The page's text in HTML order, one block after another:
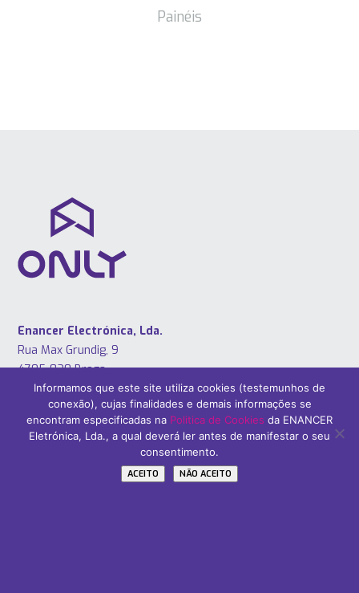
Painéis
Enancer Electrónica, Lda.
Rua Max Grundig, 9
4705-820 Braga
PORTUGAL
Tel: +351 253 221 484
Informamos que este site utiliza cookies (testemunhos de
conexão), cujas finalidades e demais informações se
encontram especificadas na Politica de Cookies da ENANCER
Eletrónica, Lda., a qual deverá ler antes de manifestar o seu
consentimento.
ACEITO NÃO ACEITO